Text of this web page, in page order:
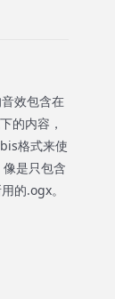
效包含在
的内容，
格式来使
是只包含
的.ogx。